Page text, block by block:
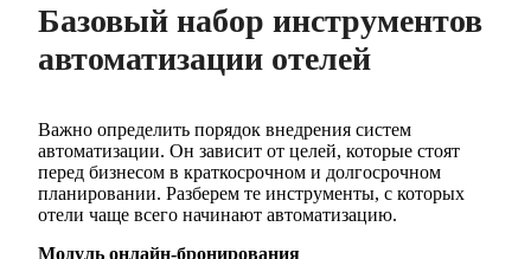
Базовый набор инструментов
автоматизации отелей
Важно определить порядок внедрения систем
автоматизации. Он зависит от целей, которые стоят
перед бизнесом в краткосрочном и долгосрочном
планировании. Разберем те инструменты, с которых
отели чаще всего начинают автоматизацию.
Модуль онлайн-бронирования